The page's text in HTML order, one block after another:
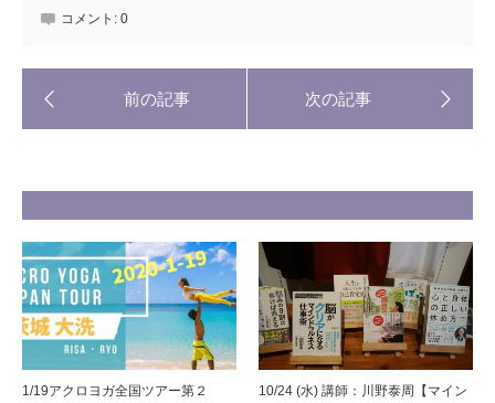
コメント: 0
1/19アクロヨガ全国ツアー第２
10/24 (水) 講師：川野泰周【マイン